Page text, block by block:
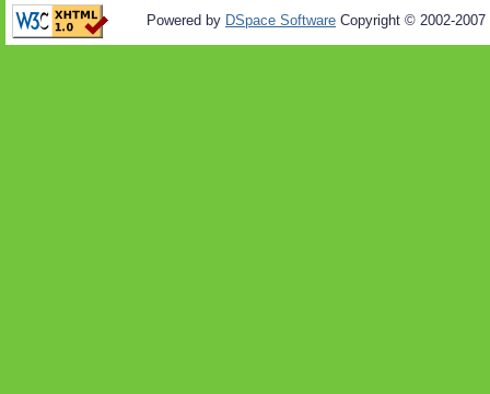
Powered by DSpace Software Copyright © 2002-2007